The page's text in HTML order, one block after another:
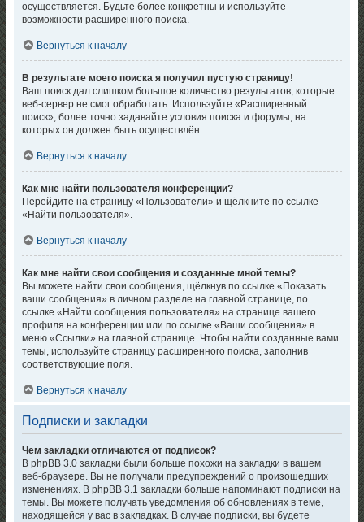
осуществляется. Будьте более конкретны и используйте
возможности расширенного поиска.
Вернуться к началу
В результате моего поиска я получил пустую страницу!
Ваш поиск дал слишком большое количество результатов, которые
веб-сервер не смог обработать. Используйте «Расширенный
поиск», более точно задавайте условия поиска и форумы, на
которых он должен быть осуществлён.
Вернуться к началу
Как мне найти пользователя конференции?
Перейдите на страницу «Пользователи» и щёлкните по ссылке
«Найти пользователя».
Вернуться к началу
Как мне найти свои сообщения и созданные мной темы?
Вы можете найти свои сообщения, щёлкнув по ссылке «Показать
ваши сообщения» в личном разделе на главной странице, по
ссылке «Найти сообщения пользователя» на странице вашего
профиля на конференции или по ссылке «Ваши сообщения» в
меню «Ссылки» на главной странице. Чтобы найти созданные вами
темы, используйте страницу расширенного поиска, заполнив
соответствующие поля.
Вернуться к началу
Подписки и закладки
Чем закладки отличаются от подписок?
В phpBB 3.0 закладки были больше похожи на закладки в вашем
веб-браузере. Вы не получали предупреждений о произошедших
изменениях. В phpBB 3.1 закладки больше напоминают подписки на
темы. Вы можете получать уведомления об обновлениях в теме,
находящейся у вас в закладках. В случае подписки, вы будете